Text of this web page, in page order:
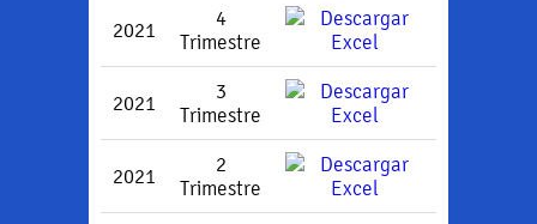
2021
4
Trimestre
2021
3
Trimestre
2021
2
Trimestre